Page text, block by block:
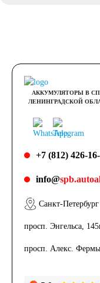
АККУМУЛЯТОРЫ В
ЛЕНИНГРАДСКОЙ
+7 (812) 426-
info@
Санкт-Петербург
просп. Энгельса,
просп. Алекс.